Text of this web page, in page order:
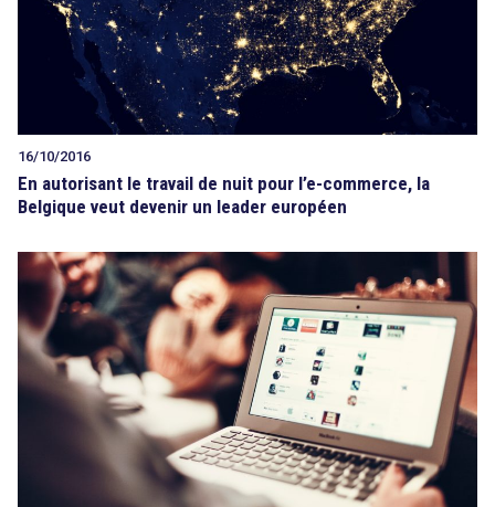
16/10/2016
En autorisant le travail de nuit pour l’e-commerce, la
Belgique veut devenir un leader européen